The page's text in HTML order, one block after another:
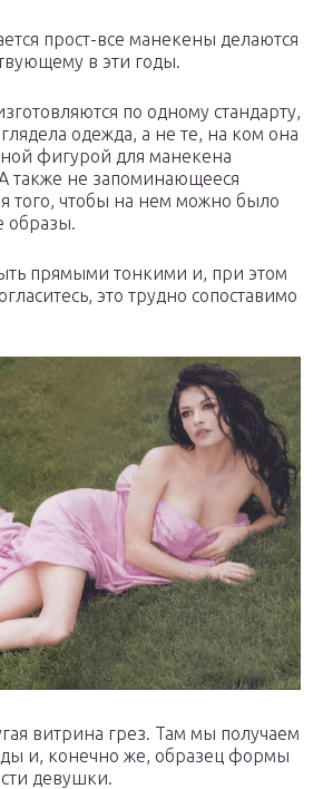
прост-все манекены делаются
в эти годы.
по одному стандарту,
одежда, а не те, на ком она
фигурой для манекена
А также не запоминающееся
того, чтобы на нем можно было
образы.
прямыми тонкими и, при этом
это трудно сопоставимо
витрина грез. Там мы получаем
и, конечно же, образец формы
девушки.